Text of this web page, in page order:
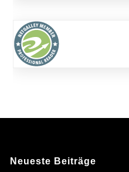
Neueste Beiträge